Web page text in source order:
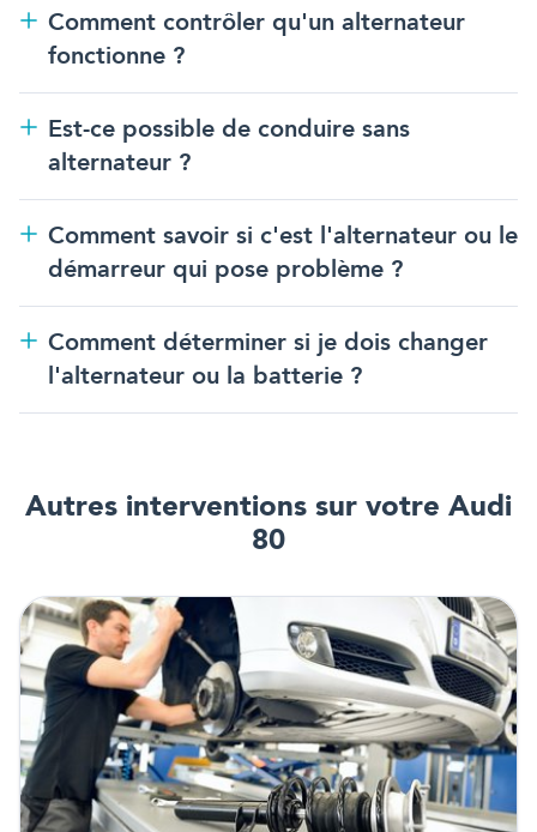
Comment contrôler qu'un alternateur
fonctionne ?
Est-ce possible de conduire sans
alternateur ?
Comment savoir si c'est l'alternateur ou le
démarreur qui pose problème ?
Comment déterminer si je dois changer
l'alternateur ou la batterie ?
Autres interventions sur votre Audi
80